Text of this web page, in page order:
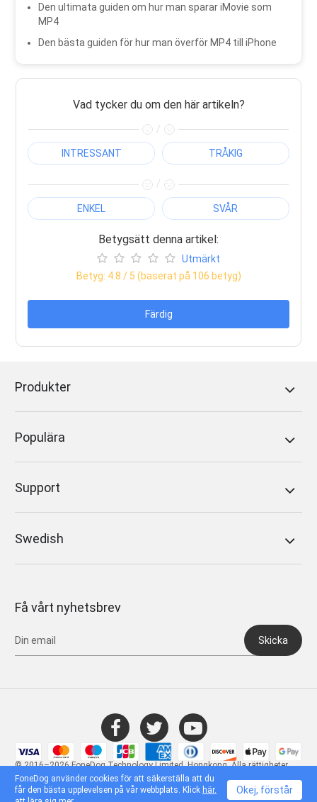
Den ultimata guiden om hur man sparar iMovie som
MP4
Den bästa guiden för hur man överför MP4 till iPhone
Vad tycker du om den här artikeln?
/
INTRESSANT TRÅKIG
/
ENKEL SVÅR
Betygsätt denna artikel:
Utmärkt
Betyg: 4.8 / 5 (baserat på 106 betyg)
Färdig
Produkter
Populära
Support
Swedish
Få vårt nyhetsbrev
Skicka
© 2016–2026 FoneDog Technology Limited, Hongkong. Alla rättigheter
förbehållna.
FoneDog använder cookies för att säkerställa att du
får den bästa upplevelsen på vår webbplats. Klick här.
Okej, förstår